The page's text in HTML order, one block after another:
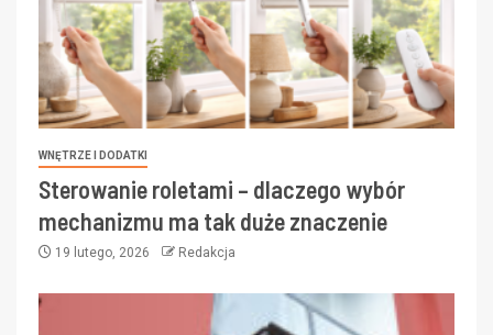
WNĘTRZE I DODATKI
Sterowanie roletami – dlaczego wybór
mechanizmu ma tak duże znaczenie
19 lutego, 2026 Redakcja